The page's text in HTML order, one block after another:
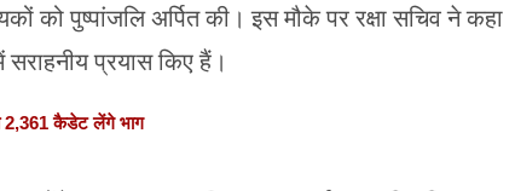
को पुष्पांजलि अर्पित की। इस मौके पर रक्षा सचिव ने कहा
प्रयास किए हैं।
2,361 कैडेट लेंगे भाग